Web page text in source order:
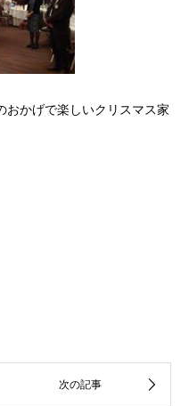
おかげで楽しいクリスマス家